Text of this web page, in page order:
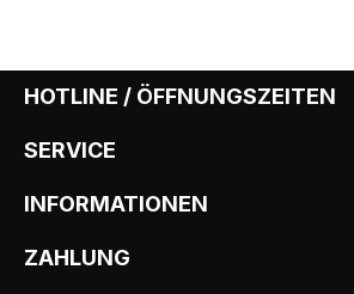
HOTLINE / ÖFFNUNGSZEITEN
SERVICE
INFORMATIONEN
ZAHLUNG